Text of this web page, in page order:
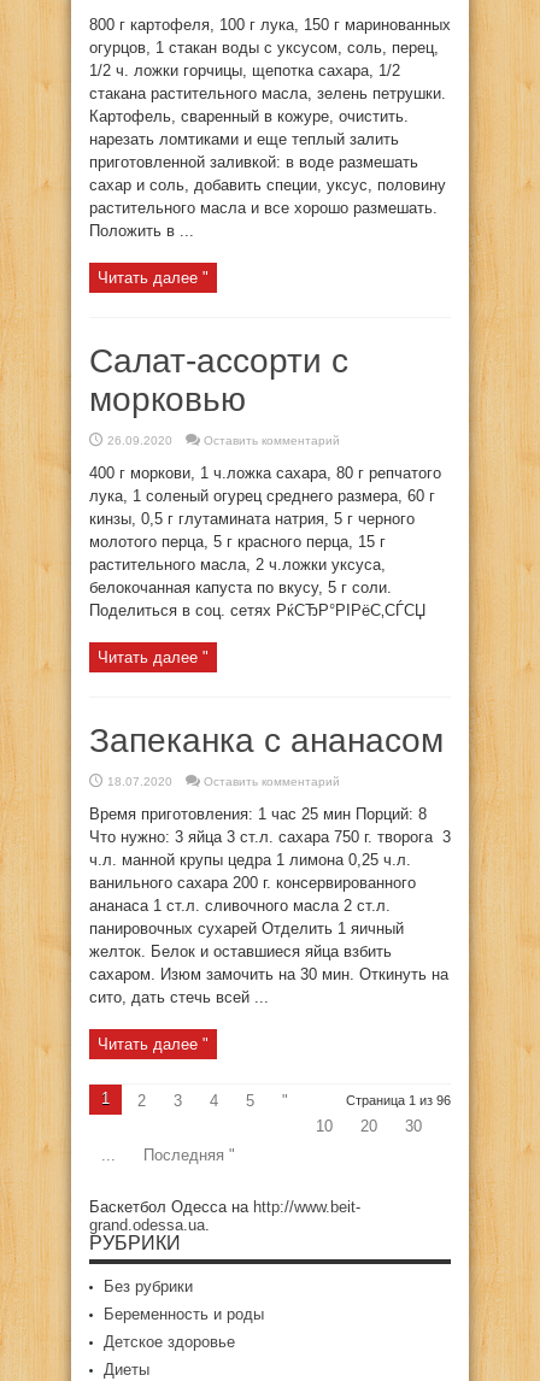
800 г картофеля, 100 г лука, 150 г маринованных
огурцов, 1 стакан воды с уксусом, соль, перец,
1/2 ч. ложки горчицы, щепотка сахара, 1/2
стакана растительного масла, зелень петрушки.
Картофель, сваренный в кожуре, очистить.
нарезать ломтиками и еще теплый залить
приготовленной заливкой: в воде размешать
сахар и соль, добавить специи, уксус, половину
растительного масла и все хорошо размешать.
Положить в ...
Читать далее "
Салат-ассорти с
морковью
26.09.2020 Оставить комментарий
400 г моркови, 1 ч.ложка сахара, 80 г репчатого
лука, 1 соленый огурец среднего размера, 60 г
кинзы, 0,5 г глутамината натрия, 5 г черного
молотого перца, 5 г красного перца, 15 г
растительного масла, 2 ч.ложки уксуса,
белокочанная капуста по вкусу, 5 г соли.
Поделиться в соц. сетях РќСЂР°РІРёС‚СЃСЏ
Читать далее "
Запеканка с ананасом
18.07.2020 Оставить комментарий
Время приготовления: 1 час 25 мин Порций: 8
Что нужно: 3 яйца 3 ст.л. сахара 750 г. творога 3
ч.л. манной крупы цедра 1 лимона 0,25 ч.л.
ванильного сахара 200 г. консервированного
ананаса 1 ст.л. сливочного масла 2 ст.л.
панировочных сухарей Отделить 1 яичный
желток. Белок и оставшиеся яйца взбить
сахаром. Изюм замочить на 30 мин. Откинуть на
сито, дать стечь всей ...
Читать далее "
Страница 1 из 96
1 2 3 4 5
"
10
20
30
Последняя "
Баскетбол Одесса на http://www.beit-
grand.odessa.ua
РУБРИКИ
Без рубрики
Беременность и роды
Детское здоровье
Диеты